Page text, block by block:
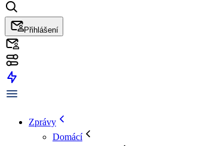
Přihlášení
Zprávy
Domácí